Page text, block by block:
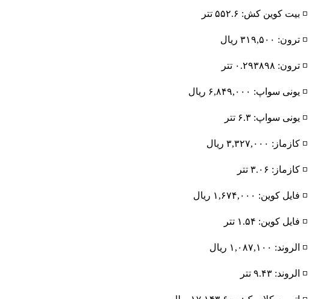
◽️ بیت کوین کش: ۵۵۲.۶ تتر
◽️ ترون: ۳۱۹,۵۰۰ ریال
◽️ ترون: ۰.۲۹۳۸۹۸ تتر
◽️ یونی سواپ: ۶,۸۴۹,۰۰۰ ریال
◽️ یونی سواپ: ۶.۳ تتر
◽️ کازماز: ۳,۳۲۷,۰۰۰ ریال
◽️ کازماز: ۳.۰۶ تتر
◽️ فایل کوین: ۱,۶۷۴,۰۰۰ ریال
◽️ فایل کوین: ۱.۵۴ تتر
◽️ الروند: ۱,۰۸۷,۱۰۰ ریال
◽️ الروند: ۹.۴۳ تتر